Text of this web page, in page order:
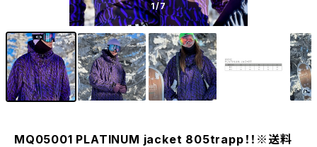
1/7
MQ05001 PLATINUM jacket 805trapp！！※送料